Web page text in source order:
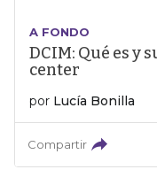
A FONDO
DCIM: Qué es y
center
por Lucía Bonilla
Compartir